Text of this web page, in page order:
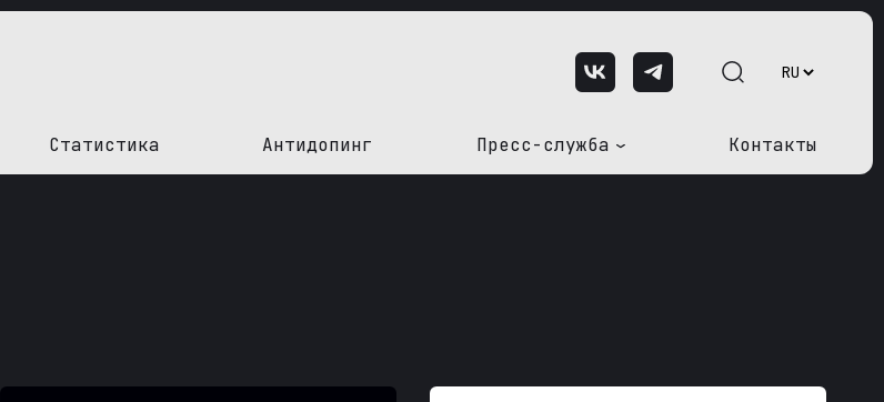
Статистика Антидопинг Пресс-служба Контакты